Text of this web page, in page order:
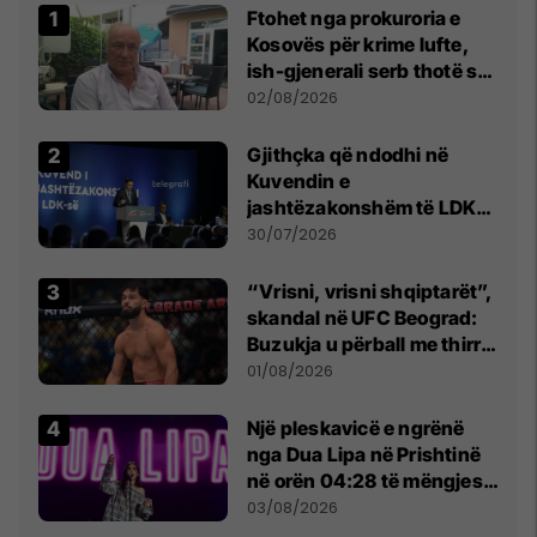
Ftohet nga prokuroria e
Kosovës për krime lufte,
ish-gjenerali serb thotë se
dikush e tradhtoi në
02/08/2026
Gjithçka që ndodhi në
Kuvendin e
jashtëzakonshëm të LDK-
së
30/07/2026
“Vrisni, vrisni shqiptarët”,
skandal në UFC Beograd:
Buzukja u përball me thirrje
anti-shqiptare nga
01/08/2026
Një pleskavicë e ngrënë
nga Dua Lipa në Prishtinë
në orën 04:28 të mëngjesit
- dhe bota digjitale serbe
03/08/2026